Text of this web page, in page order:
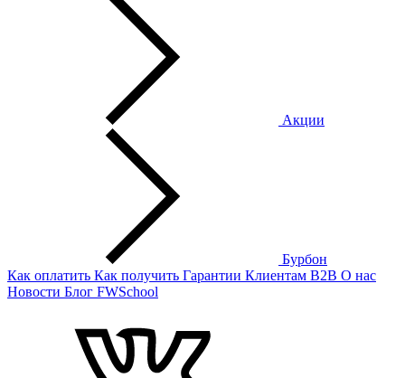
Акции
Бурбон
Как оплатить Как получить Гарантии Клиентам B2B О нас
Новости Блог FWSchool